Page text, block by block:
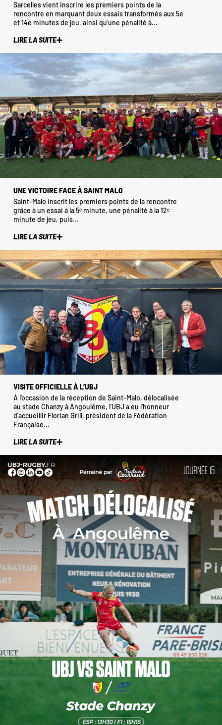
Sarcelles vient inscrire les premiers points de la
rencontre en marquant deux essais transformés aux 5e
et 14e minutes de jeu, ainsi qu’une pénalité à...
LIRE LA SUITE
UNE VICTOIRE FACE À SAINT MALO
Saint-Malo inscrit les premiers points de la rencontre
grâce à un essai à la 5ᵉ minute, une pénalité à la 12ᵉ
minute de jeu, puis...
LIRE LA SUITE
VISITE OFFICIELLE À L’UBJ
À l’occasion de la réception de Saint-Malo, délocalisée
au stade Chanzy à Angoulême, l’UBJ a eu l’honneur
d’accueillir Florian Grill, président de la Fédération
Française...
LIRE LA SUITE